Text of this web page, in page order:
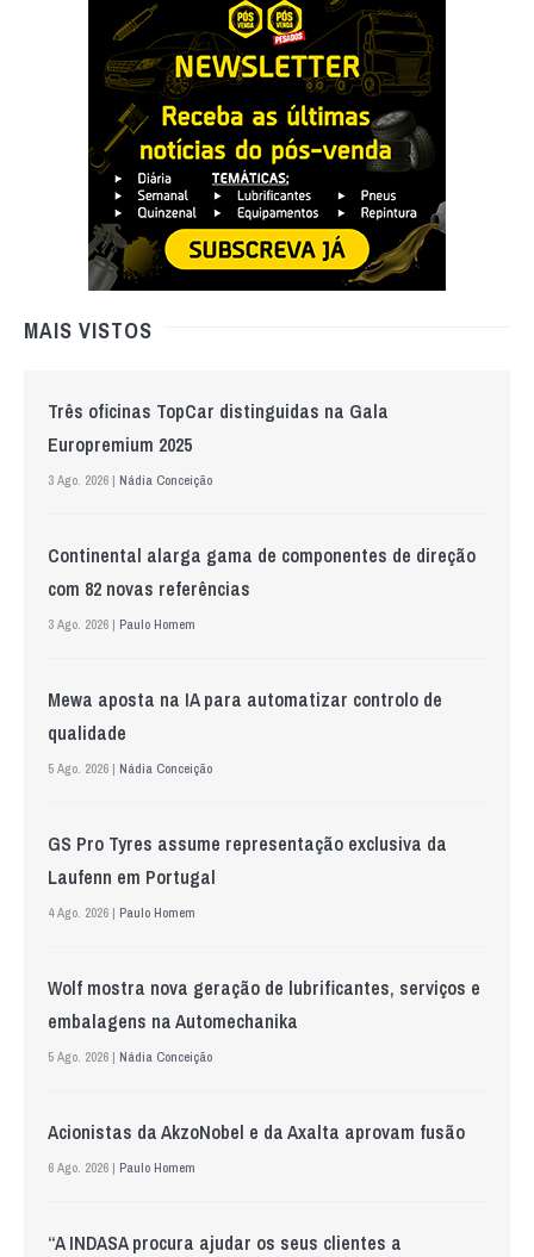
MAIS VISTOS
Três oficinas TopCar distinguidas na Gala
Europremium 2025
3 Ago. 2026 | Nádia Conceição
Continental alarga gama de componentes de direção
com 82 novas referências
3 Ago. 2026 | Paulo Homem
Mewa aposta na IA para automatizar controlo de
qualidade
5 Ago. 2026 | Nádia Conceição
GS Pro Tyres assume representação exclusiva da
Laufenn em Portugal
4 Ago. 2026 | Paulo Homem
Wolf mostra nova geração de lubrificantes, serviços e
embalagens na Automechanika
5 Ago. 2026 | Nádia Conceição
Acionistas da AkzoNobel e da Axalta aprovam fusão
6 Ago. 2026 | Paulo Homem
“A INDASA procura ajudar os seus clientes a